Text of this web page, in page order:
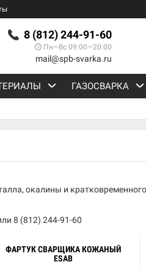
8 (812) 244-91-60
Пн—Вс 09:00—20:00
mail@spb-svarka.ru
ГАЗОСВАРКА
окалины и кратковременного
8 (812) 244-91-60
ФАРТУК СВАРЩИКА КОЖАНЫЙ
ESAB